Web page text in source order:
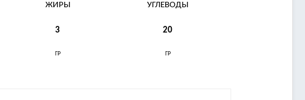
ЖИРЫ УГЛЕВОДЫ
3 20
ГР ГР